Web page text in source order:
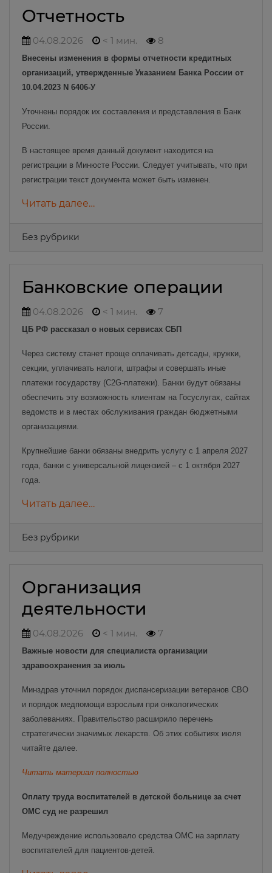
Отчетность
04.08.2026 < 1 мин. 8
Внесены изменения в формы отчетности кредитных
организаций, утвержденные Указанием Банка России от
10.04.2023 N 6406-У
Уточнены порядок их составления и представления в Банк
России.
В настоящее время данный документ находится на
регистрации в Минюсте России. Следует учитывать, что при
регистрации текст документа может быть изменен.
Читать далее…
Без рубрики
Банковские операции
04.08.2026 < 1 мин. 7
ЦБ РФ рассказал о новых сервисах СБП
Через систему станет проще оплачивать детсады, кружки,
секции, уплачивать налоги, штрафы и совершать иные
платежи государству (С2G-платежи). Банки будут обязаны
обеспечить эту возможность клиентам на Госуслугах, сайтах
ведомств и в местах обслуживания граждан бюджетными
организациями.
Крупнейшие банки обязаны внедрить услугу с 1 апреля 2027
года, банки с универсальной лицензией – с 1 октября 2027
года.
Читать далее…
Без рубрики
Организация
деятельности
04.08.2026 < 1 мин. 7
Важные новости для специалиста организации
здравоохранения за июль
Минздрав уточнил порядок диспансеризации ветеранов СВО
и порядок медпомощи взрослым при онкологических
заболеваниях. Правительство расширило перечень
стратегически значимых лекарств. Об этих событиях июля
читайте далее.
Читать материал полностью
Оплату труда воспитателей в детской больнице за счет
ОМС суд не разрешил
Медучреждение использовало средства ОМС на зарплату
воспитателей для пациентов-детей.